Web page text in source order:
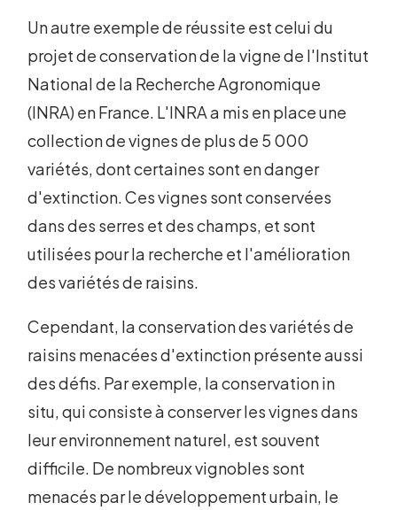
Un autre exemple de réussite est celui du
projet de conservation de la vigne de l'Institut
National de la Recherche Agronomique
(INRA) en France. L'INRA a mis en place une
collection de vignes de plus de 5 000
variétés, dont certaines sont en danger
d'extinction. Ces vignes sont conservées
dans des serres et des champs, et sont
utilisées pour la recherche et l'amélioration
des variétés de raisins.
Cependant, la conservation des variétés de
raisins menacées d'extinction présente aussi
des défis. Par exemple, la conservation in
situ, qui consiste à conserver les vignes dans
leur environnement naturel, est souvent
difficile. De nombreux vignobles sont
menacés par le développement urbain, le